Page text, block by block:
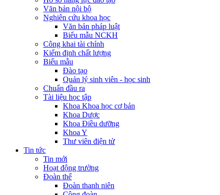
Văn bản nội bộ
Nghiên cứu khoa học
Văn bản pháp luật
Biểu mẫu NCKH
Công khai tài chính
Kiểm định chất lượng
Biểu mẫu
Đào tạo
Quản lý sinh viên - học sinh
Chuẩn đầu ra
Tài liệu học tập
Khoa Khoa học cơ bản
Khoa Dược
Khoa Điều dưỡng
Khoa Y
Thư viên điện tử
Tin tức
Tin mới
Hoạt động trường
Đoàn thể
Đoàn thanh niên